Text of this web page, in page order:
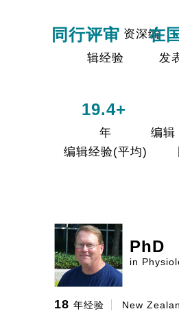
同行评审 资深编
辑经验
在
发
19.4+
年
编辑经验(平均)
编辑
PhD
in
18 年经验 New